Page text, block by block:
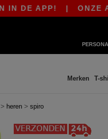
APP!| ONZE
Merken T-
> heren > spiro